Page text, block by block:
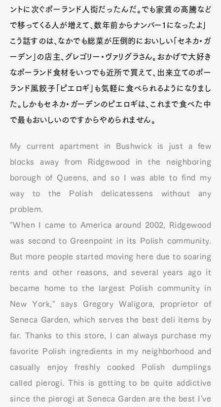
ントに次ぐポーランド人街だったんだ。でも家賃の高騰など
で移ってくる人が増えて、数年前からナンバー1になったよ」
こう話すのは、なかでも総菜が圧倒的においしい「セネカ・ガ
ーデン」の店主、グレゴリー・ヴァリグラさん。おかげで大好き
なポーランド食材をいつでも近所で買えて、出来立てのポー
ランド風餃子「ピエロギ」も気軽に食べられるようになりまし
た。しかもセネカ・ガーデンのピエロギは、これまで食べた中
で最もおいしいのですからやめられません。
My current apartment in Bushwick is just a few
blocks away from Ridgewood in the neighboring
borough of Queens, and so I was able to find my
way to the Polish delicatessens without any
problem.
"When I came to America around 2002, Ridgewood
was second to Greenpoint in its Polish community.
But more people started moving here due to soaring
rents and other reasons, and several years ago it
became home to the largest Polish community in
New York," says Gregory Waligora, proprietor of
Seneca Garden, which serves the best deli items by
far. Thanks to this store, I can always purchase my
favorite Polish ingredients in my neighborhood and
casually enjoy freshly cooked Polish dumplings
called pierogi. This is getting to be quite addictive
since the pierogi at Seneca Garden are the best I've